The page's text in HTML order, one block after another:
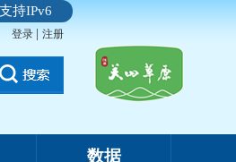
持IPv6
登录 | 注册
数据